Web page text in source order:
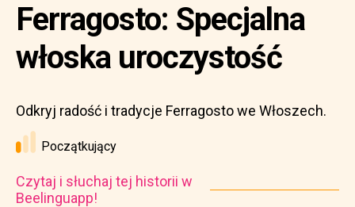
Ferragosto: Specjalna
włoska uroczystość
Odkryj radość i tradycje Ferragosto we Włoszech.
Początkujący
Czytaj i słuchaj tej historii w
Beelinguapp!